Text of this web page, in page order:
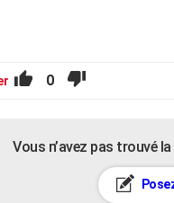
0
Vous n’avez pas trouvé